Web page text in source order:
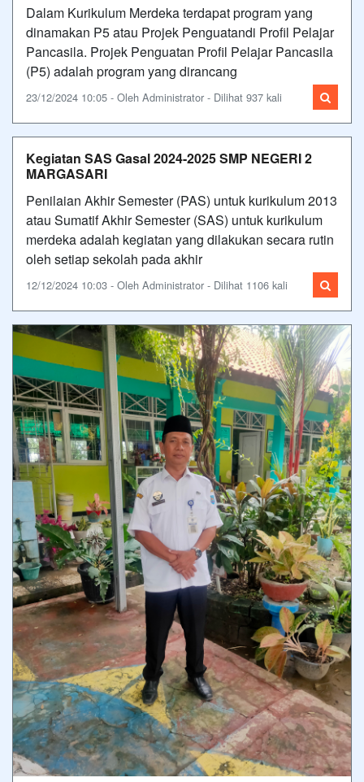
Dalam Kurikulum Merdeka terdapat program yang
dinamakan P5 atau Projek Penguatandi Profil Pelajar
Pancasila. Projek Penguatan Profil Pelajar Pancasila
(P5) adalah program yang dirancang
23/12/2024 10:05 - Oleh Administrator - Dilihat 937 kali
Kegiatan SAS Gasal 2024-2025 SMP NEGERI 2
MARGASARI
Penilaian Akhir Semester (PAS) untuk kurikulum 2013
atau Sumatif Akhir Semester (SAS) untuk kurikulum
merdeka adalah kegiatan yang dilakukan secara rutin
oleh setiap sekolah pada akhir
12/12/2024 10:03 - Oleh Administrator - Dilihat 1106 kali